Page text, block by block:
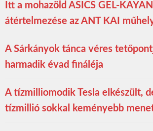
Itt a mohazöld ASICS GEL-
átértelmezése az ANT KAI
A Sárkányok tánca véres
harmadik évad fináléja
A tízmilliomodik Tesla elkészült,
tízmillió sokkal keményebb